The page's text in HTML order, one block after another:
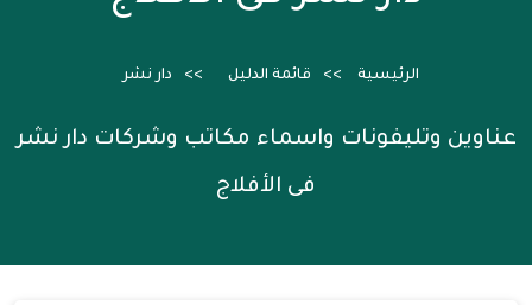
الرئيسية قائمة الدليل دار نشر
عناوين وتليفونات واسماء مكاتب وشركات دار نشر
فى الأفلاج